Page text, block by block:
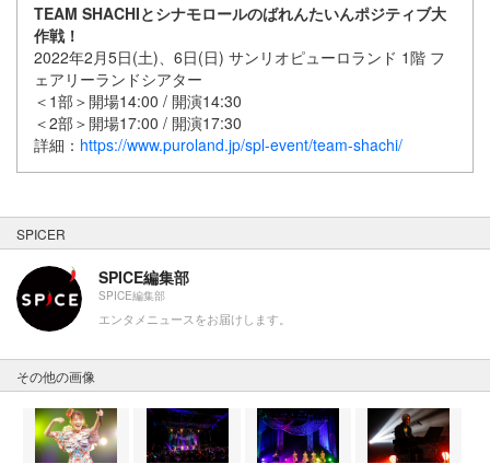
TEAM SHACHIとシナモロールのばれんたいんポジティブ大
作戦！
2022年2月5日(土)、6日(日) サンリオピューロランド 1階 フ
ェアリーランドシアター
＜1部＞開場14:00 / 開演14:30
＜2部＞開場17:00 / 開演17:30
詳細： https://www.puroland.jp/spl-event/team-shachi/
SPICER
SPICE編集部
SPICE編集部
エンタメニュースをお届けします。
その他の画像